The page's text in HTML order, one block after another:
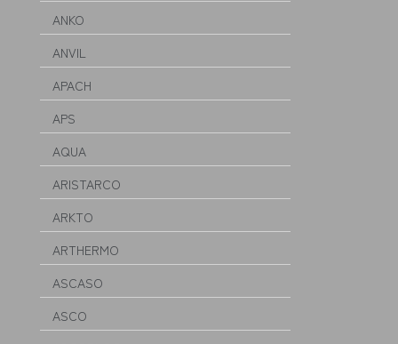
ANKO
ANVIL
APACH
APS
AQUA
ARISTARCO
ARKTO
ARTHERMO
ASCASO
ASCO